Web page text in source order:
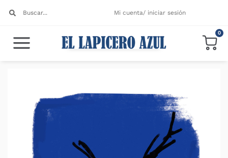
Mi cuenta/ iniciar sesión
0